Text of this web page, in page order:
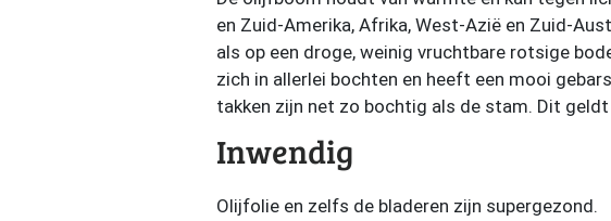
en Zuid-Amerika, Afrika, West-Azië en Zuid-
als op een droge, weinig vruchtbare rotsige
zich in allerlei bochten en heeft een mooi
takken zijn net zo bochtig als de stam. Dit
Inwendig
Olijfolie en zelfs de bladeren zijn supergezond.